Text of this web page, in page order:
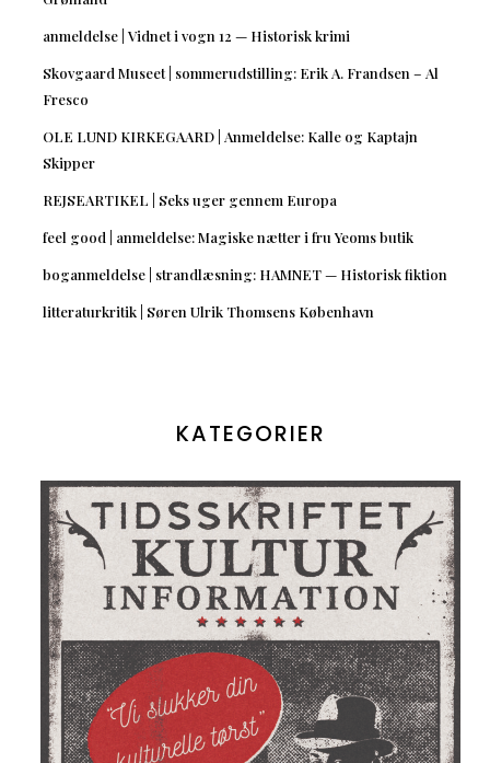
anmeldelse | Vidnet i vogn 12 — Historisk krimi
Skovgaard Museet | sommerudstilling: Erik A. Frandsen – Al
Fresco
OLE LUND KIRKEGAARD | Anmeldelse: Kalle og Kaptajn
Skipper
REJSEARTIKEL | Seks uger gennem Europa
feel good | anmeldelse: Magiske nætter i fru Yeoms butik
boganmeldelse | strandlæsning: HAMNET — Historisk fiktion
litteraturkritik | Søren Ulrik Thomsens København
KATEGORIER